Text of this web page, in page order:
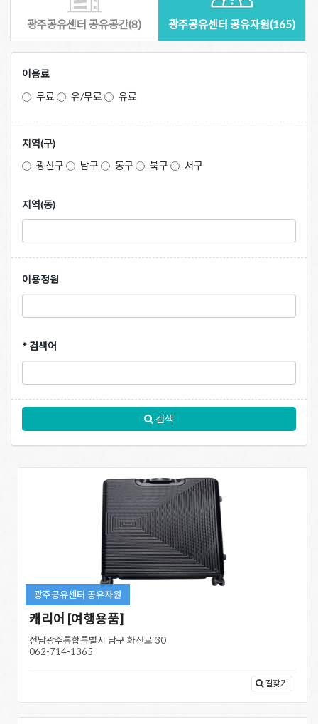
광주공유센터 공유공간(8) 광주공유센터 공유자원(165)
이용료
무료
유/무료 유료
지역(구)
광산구
남구 동구 북구 서구
지역(동)
이용정원
* 검색어
검색
광주공유센터 공유자원
캐리어 [여행용품]
전남광주통합특별시 남구 화산로 30
062-714-1365
길찾기